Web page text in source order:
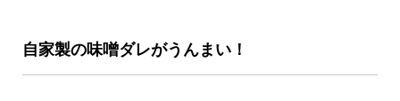
自家製の味噌ダレがうんまい！